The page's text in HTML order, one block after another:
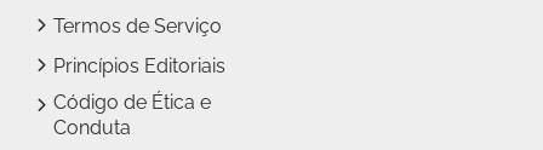
Termos de Serviço
Princípios Editoriais
Código de Ética e
Conduta